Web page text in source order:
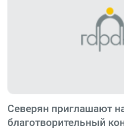
Северян приглашают
благотворительный